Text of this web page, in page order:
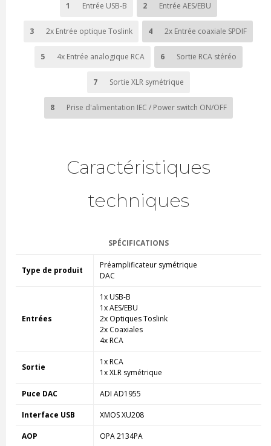
1 Entrée USB-B 2 Entrée AES/EBU
3 2x Entrée optique Toslink 4 2x Entrée coaxiale SPDIF
5 4x Entrée analogique RCA 6 Sortie RCA stéréo
7 Sortie XLR symétrique
8 Prise d'alimentation IEC / Power switch ON/OFF
Caractéristiques
techniques
SPÉCIFICATIONS
Type de produit
Préamplificateur symétrique
DAC
Entrées
1x USB-B
1x AES/EBU
2x Optiques Toslink
2x Coaxiales
4x RCA
Sortie
1x RCA
1x XLR symétrique
Puce DAC ADI AD1955
Interface USB XMOS XU208
AOP OPA 2134PA